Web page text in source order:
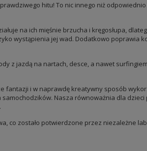
hitu! To nic innego niż
na ich mięśnie brzucha i kręgosłupa,
wystąpienia jej wad. Dodatkowo poprawia
z jazdą na nartach, desce, a nawet
fantazji i w naprawdę kreatywny sposób
Nasza równoważnia dla
co zostało potwierdzone przez niezależne